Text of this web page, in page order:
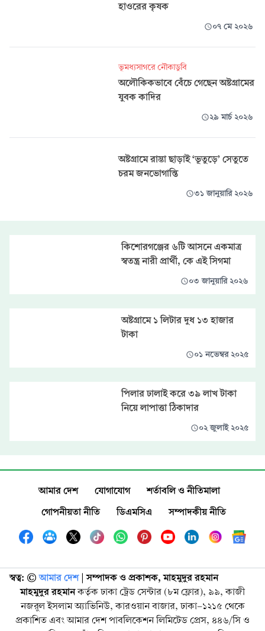
হাওরের কৃষক
০৭ মে ২০২৬
ভূমধ্যসাগরে নৌকাডুবি
অলৌকিকভাবে বেঁচে গেছেন অষ্টগ্রামের
যুবক কাদির
২৯ মার্চ ২০২৬
অষ্টগ্রামে রাস্তা ছাড়াই ‘ভূতুড়ে’ সেতুতে
চরম জনভোগান্তি
৩১ জানুয়ারি ২০২৬
কিশোরগঞ্জের ৬টি আসনে একমাত্র
স্বতন্ত্র নারী প্রার্থী, কে এই সিগমা
০৩ জানুয়ারি ২০২৬
অষ্টগ্রামে ১ লিটার দুধ ১৩ হাজার
টাকা
০১ নভেম্বর ২০২৫
পিলার ঢালাই করে ৩৯ লাখ টাকা
নিয়ে লাপাত্তা ঠিকাদার
০২ জুলাই ২০২৫
আমার দেশ যোগাযোগ
শর্তাবলি ও নীতিমালা
গোপনীয়তা নীতি
ডিএমসিএ সম্পাদকীয় নীতি
স্বত্ব: ©️ আমার দেশ| সম্পাদক ও প্রকাশক, মাহমুদুর রহমান
মাহমুদুর রহমানকর্তৃক ঢাকা ট্রেড সেন্টার (৮ম ফ্লোর), ৯৯, কাজী
নজরুল ইসলাম অ্যাভিনিউ, কারওয়ান বাজার, ঢাকা-১২১৫ থেকে
প্রকাশিত এবং আমার দেশ পাবলিকেশন লিমিটেড প্রেস, ৪৪৬/সি ও